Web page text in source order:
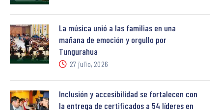
La música unió a las familias en una
mañana de emoción y orgullo por
Tungurahua
27 julio, 2026
Inclusión y accesibilidad se fortalecen con
la entrega de certificados a 54 líderes en